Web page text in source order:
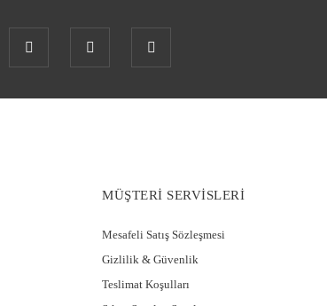
MÜŞTERİ SERVİSLERİ
Mesafeli Satış Sözleşmesi
Gizlilik & Güvenlik
Teslimat Koşulları